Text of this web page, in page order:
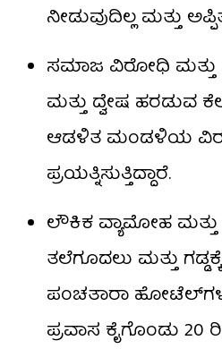
ನೀಡುವುದಿಲ್ಲ ಮತ್ತು
ಸಮಾಜ ವಿರೋಧಿ ಮತ್ತು
ಮತ್ತು ದ್ವೇಷ ಹರಡುವ
ಆಡಳಿತ ಮಂಡಳಿಯ
ಪ್ರಯತ್ನಿಸುತ್ತಿದ್ದಾರೆ.
ಲೌಕಿಕ ವ್ಯಾಮೋಹ ಮತ್ತು
ತಲೆಗೂದಲು ಮತ್ತು
ಪಂಚತಾರಾ
ಪ್ರವಾಸ ಕೈಗೊಂಡು